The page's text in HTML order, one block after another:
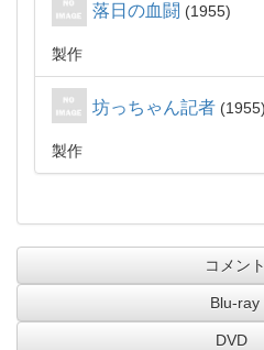
落日の血闘 1955
製作
坊っちゃん記者 1955
製作
コメント
Blu-ray
DVD